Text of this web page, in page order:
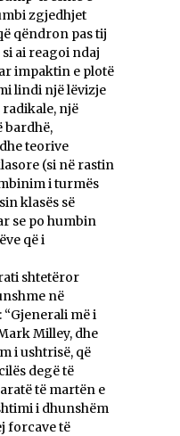
zgjedhjet
qëndron pas tij
ai reagoi ndaj
impaktin e plotë
lindi një lëvizje
radikale, një
bardhë,
teorive
(si në rastin
i turmës
klasës së
se po humbin
që i
shtetëror
në
“Gjenerali më i
Milley, dhe
i ushtrisë, që
degë të
të martën e
i dhunshëm
forcave të